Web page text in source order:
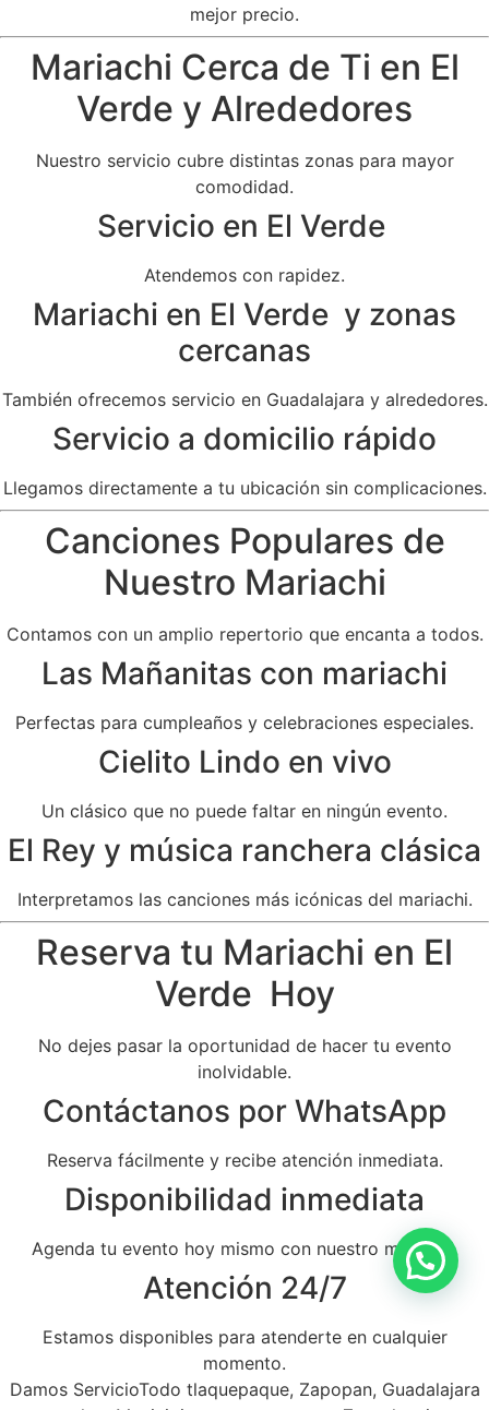
mejor precio.
Mariachi Cerca de Ti en El
Verde y Alrededores
Nuestro servicio cubre distintas zonas para mayor
comodidad.
Servicio en El Verde
Atendemos con rapidez.
Mariachi en El Verde y zonas
cercanas
También ofrecemos servicio en Guadalajara y alrededores.
Servicio a domicilio rápido
Llegamos directamente a tu ubicación sin complicaciones.
Canciones Populares de
Nuestro Mariachi
Contamos con un amplio repertorio que encanta a todos.
Las Mañanitas con mariachi
Perfectas para cumpleaños y celebraciones especiales.
Cielito Lindo en vivo
Un clásico que no puede faltar en ningún evento.
El Rey y música ranchera clásica
Interpretamos las canciones más icónicas del mariachi.
Reserva tu Mariachi en El
Verde Hoy
No dejes pasar la oportunidad de hacer tu evento
inolvidable.
Contáctanos por WhatsApp
Reserva fácilmente y recibe atención inmediata.
Disponibilidad inmediata
Agenda tu evento hoy mismo con nuestro mariachi.
Atención 24/7
Estamos disponibles para atenderte en cualquier
momento.
Damos ServicioTodo tlaquepaque, Zapopan, Guadalajara